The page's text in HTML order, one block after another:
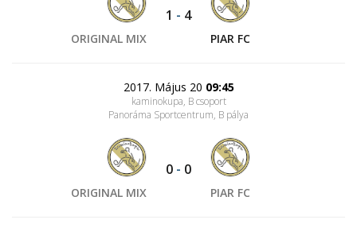
ORIGINAL MIX
1 - 4
PIAR FC
2017. Május 20 09:45
kaminokupa, B csoport
Panoráma Sportcentrum, B pálya
ORIGINAL MIX
0 - 0
PIAR FC